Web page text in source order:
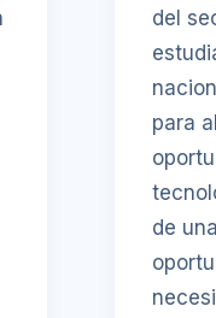
del
para
de